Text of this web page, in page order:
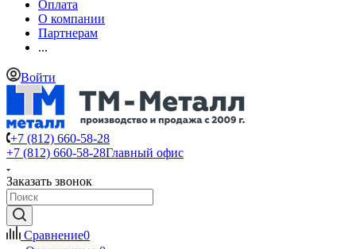
Оплата
О компании
Партнерам
...
Войти
+7 (812) 660-58-28
+7 (812) 660-58-28Главный офис
Заказать звонок
Сравнение0